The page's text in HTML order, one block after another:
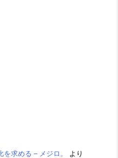
求める – メジロ。 より